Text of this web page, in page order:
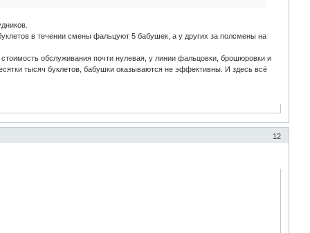
в течении смены фальцуют 5 бабушек, а у других за полсмены на
обслуживания почти нулевая, у линии фальцовки, брошюровки и
тысяч буклетов, бабушки оказываются не эффективны. И здесь всё
12